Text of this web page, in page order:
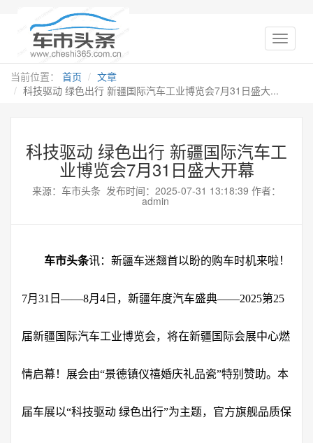
当前位置： 首页
文章
科技驱动 绿色出行 新疆国际汽车工业博览会7月31日盛大...
科技驱动 绿色出行 新疆国际汽车工
业博览会7月31日盛大开幕
来源：车市头条 发布时间：2025-07-31 13:18:39 作者：
admin
车市头条讯：新疆车迷翘首以盼的购车时机来啦！
7月31日——8月4日，新疆年度汽车盛典——2025第25
届新疆国际汽车工业博览会，将在新疆国际会展中心燃
情启幕！展会由“景德镇仪禧婚庆礼品瓷”特别赞助。本
届车展以“科技驱动 绿色出行”为主题，官方旗舰品质保